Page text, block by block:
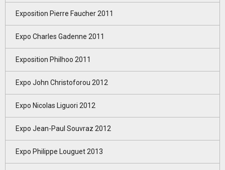
Exposition Pierre Faucher 2011
Expo Charles Gadenne 2011
Exposition Philhoo 2011
Expo John Christoforou 2012
Expo Nicolas Liguori 2012
Expo Jean-Paul Souvraz 2012
Expo Philippe Louguet 2013